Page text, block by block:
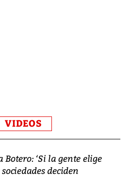
VIDEOS
‘Si la gente elige
deciden